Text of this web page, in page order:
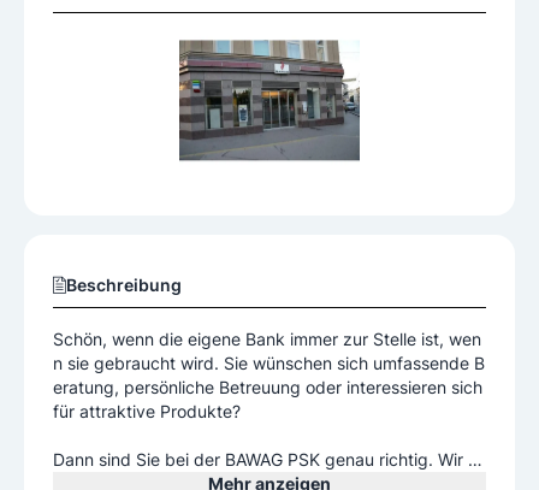
Beschreibung
Schön, wenn die eigene Bank immer zur Stelle ist, wen
n sie gebraucht wird. Sie wünschen sich umfassende B
eratung, persönliche Betreuung oder interessieren sich
für attraktive Produkte?
Dann sind Sie bei der BAWAG PSK genau richtig. Wir st
ellen Ihnen einen kompetenten Ansprechpartner zur Se
Mehr anzeigen